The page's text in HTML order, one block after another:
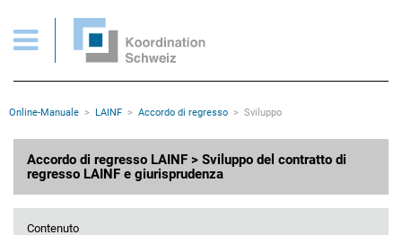
Pagine importanti
Pagina iniziale
Contenuto
Mappa del sito
Rootline
Online-Manuale LAINF Accordo di regresso Sviluppo
Accordo di regresso LAINF > Sviluppo del contratto di
regresso LAINF e giurisprudenza
Contenuto